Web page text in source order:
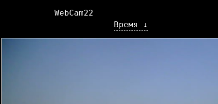
Время ↓
WebCam22